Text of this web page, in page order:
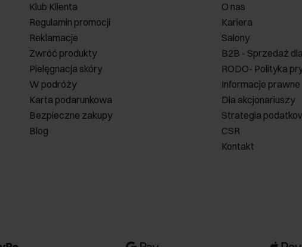
Klub Klienta
Regulamin promocji
Reklamacje
Zwróć produkty
Pielęgnacja skóry
W podróży
Karta podarunkowa
Bezpieczne zakupy
Blog
O nas
Kariera
Salony
B2B - Sprzedaż
RODO- Polityka
Informacje prawne
Dla akcjonariuszy
Strategia
CSR
Kontakt